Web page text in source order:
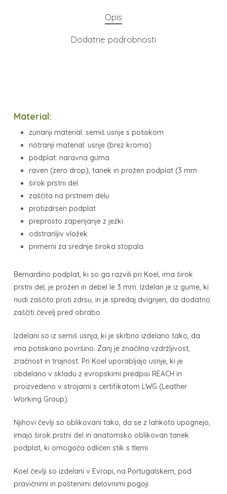
Opis
Dodatne podrobnosti
Material:
zunanji material: semiš usnje s potiskom
notranji material: usnje (brez kroma)
podplat: naravna guma
raven (zero drop), tanek in prožen podplat (3 mm
širok prstni del
zaščita na prstnem delu
protizdrsen podplat
preprosto zapenjanje z ježki
odstranljiv vložek
primerni za srednje široka stopala
Bernardino podplat, ki so ga razvili pri Koel, ima širok
prstni del, je prožen in debel le 3 mm. Izdelan je iz gume, ki
nudi zaščito proti zdrsu, in je spredaj dvignjen, da dodatno
zaščiti čevelj pred obrabo.
Izdelani so iz semiš usnja, ki je skrbno izdelano tako, da
ima potiskano površino. Zanj je značilna vzdržljivost,
zračnost in trajnost. Pri Koel uporabljajo usnje, ki je
obdelano v skladu z evropskimi predpisi REACH in
proizvedeno v strojarni s certifikatom LWG (Leather
Working Group).
Njihovi čevlji so oblikovani tako, da se z lahkoto upognejo,
imajo širok prstni del in anatomsko oblikovan tanek
podplat, ki omogoča odličen stik s tlemi.
Koel čevlji so izdelani v Evropi, na Portugalskem, pod
pravičnimi in poštenimi delovnimi pogoji.